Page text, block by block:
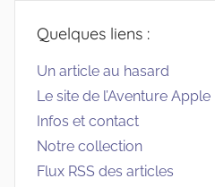
Quelques liens :
Un article au hasard
Le site de l’Aventure Apple
Infos et contact
Notre collection
Flux RSS des articles